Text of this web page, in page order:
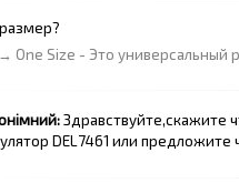
размер?
→ One Size - Это универсальный
Здравствуйте,скажите
DEL7461 или предложите